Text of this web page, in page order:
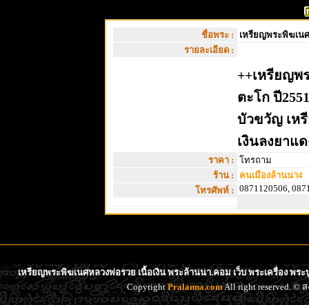
ชื่อพระ :
เหรียญพระพิฆเน
รายละเอียด :
++เหรียญพ
ตะโก ปี
บัวขวัญ เห
เงินลงยาแ
ราคา : โทรถาม
ร้าน :
คนเมืองล้านนา4
โทรศัพท์ : 0871120506,
เหรียญพระพิฆเนศหลวงพ่อรวย เนื้อเงิน พระล้านนา.คอม เว็บ พระเครื่อง พ
CopyrightPralanna.comAll right reserved. ©